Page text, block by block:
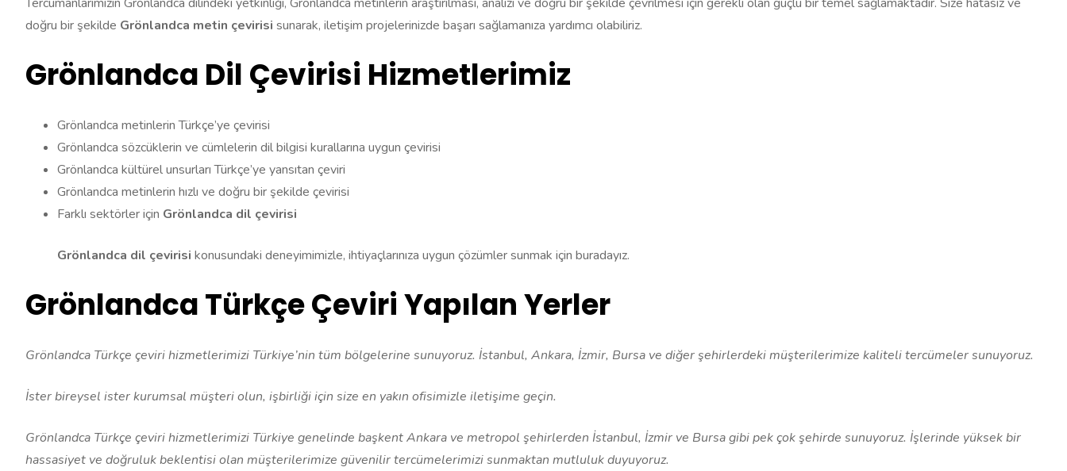
doğru bir şekilde Grönlandca metin çevirisi sunarak, iletişim projelerinizde başarı sağlamanıza yardımcı olabiliriz.
Grönlandca Dil Çevirisi Hizmetlerimiz
Grönlandca metinlerin Türkçe’ye çevirisi
Grönlandca sözcüklerin ve cümlelerin dil bilgisi kurallarına uygun çevirisi
Grönlandca kültürel unsurları Türkçe’ye yansıtan çeviri
Grönlandca metinlerin hızlı ve doğru bir şekilde çevirisi
Farklı sektörler için Grönlandca dil çevirisi
Grönlandca dil çevirisi konusundaki deneyimimizle, ihtiyaçlarınıza uygun çözümler sunmak için buradayız.
Grönlandca Türkçe Çeviri Yapılan Yerler
Grönlandca Türkçe çeviri hizmetlerimizi Türkiye’nin tüm bölgelerine sunuyoruz. İstanbul, Ankara, İzmir, Bursa ve diğer şehirlerdeki müşterilerimize kaliteli tercümeler sunuyoruz.
İster bireysel ister kurumsal müşteri olun, işbirliği için size en yakın ofisimizle iletişime geçin.
Grönlandca Türkçe çeviri hizmetlerimizi Türkiye genelinde başkent Ankara ve metropol şehirlerden İstanbul, İzmir ve Bursa gibi pek çok şehirde sunuyoruz. İşlerinde yüksek bir
hassasiyet ve doğruluk beklentisi olan müşterilerimize güvenilir tercümelerimizi sunmaktan mutluluk duyuyoruz.